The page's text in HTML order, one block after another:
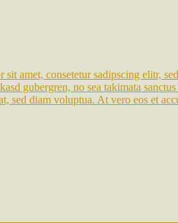
amet, consetetur sadipscing elitr,
gubergren, no sea takimata
diam voluptua. At vero eos et